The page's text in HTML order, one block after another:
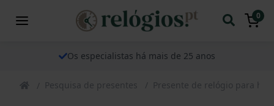
0
Os especialistas há mais de 25 anos
Pesquisa de presentes Presente de relógio para